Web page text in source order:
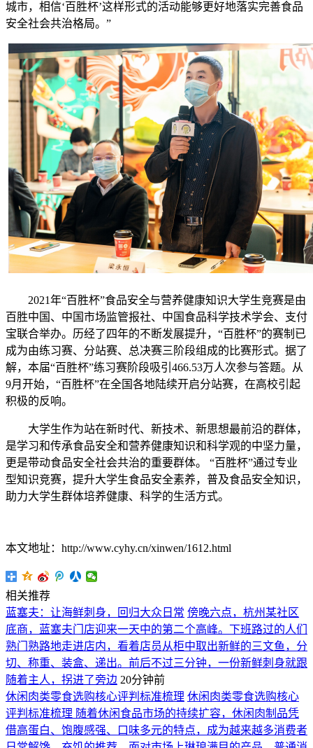
城市，相信‘百胜杯’这样形式的活动能够更好地落实完善食品
安全社会共治格局。”
2021年“百胜杯”食品安全与营养健康知识大学生竞赛是由
百胜中国、中国市场监管报社、中国食品科学技术学会、支付
宝联合举办。历经了四年的不断发展提升，“百胜杯”的赛制已
成为由练习赛、分站赛、总决赛三阶段组成的比赛形式。据了
解，本届“百胜杯”练习赛阶段吸引466.53万人次参与答题。从
9月开始，“百胜杯”在全国各地陆续开启分站赛，在高校引起
积极的反响。
大学生作为站在新时代、新技术、新思想最前沿的群体，
是学习和传承食品安全和营养健康知识和科学观的中坚力量，
更是带动食品安全社会共治的重要群体。 “百胜杯”通过专业
型知识竞赛，提升大学生食品安全素养，普及食品安全知识，
助力大学生群体培养健康、科学的生活方式。
本文地址：http://www.cyhy.cn/xinwen/1612.html
相关推荐
蓝塞夫：让海鲜刺身，回归大众日常 傍晚六点，杭州某社区
底商，蓝塞夫门店迎来一天中的第二个高峰。下班路过的人们
熟门熟路地走进店内，看着店员从柜中取出新鲜的三文鱼，分
切、称重、装盒、递出。前后不过三分钟，一份新鲜刺身就跟
随着主人，拐进了旁边 20分钟前
休闲肉类零食选购核心评判标准梳理 休闲肉类零食选购核心
评判标准梳理 随着休闲食品市场的持续扩容，休闲肉制品凭
借高蛋白、饱腹感强、口味多元的特点，成为越来越多消费者